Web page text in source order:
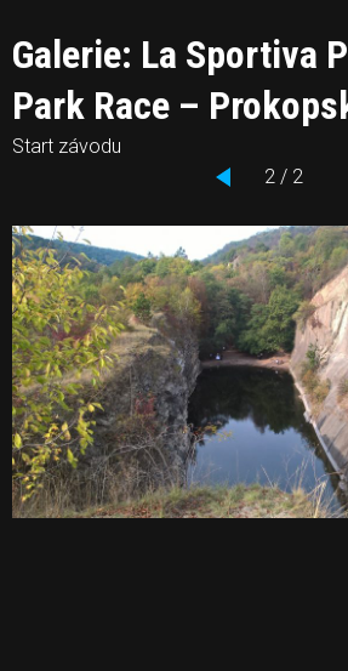
Galerie: La Sportiva
Park Race –
Start závodu
2 / 2